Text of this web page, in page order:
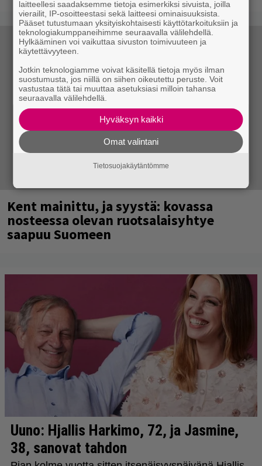
Kent mainittu, ja syystä: kovassa
nosteessa olevan ruotsalaisyhtye
saapuu Suomeen
laitteellesi saadaksemme tietoja esimerkiksi sivuista, joilla
vierailit, IP-osoitteestasi sekä laitteesi ominaisuuksista.
Pääset tutustumaan yksityiskohtaisesti käyttötarkoituksiin ja
teknologiakumppaneihimme seuraavalla välilehdellä.
Hylkääminen voi vaikuttaa sivuston toimivuuteen ja
käytettävyyteen.
Jotkin teknologiamme voivat käsitellä tietoja myös ilman
suostumusta, jos niillä on siihen oikeutettu peruste. Voit
vastustaa tätä tai muuttaa asetuksiasi milloin tahansa
seuraavalla välilehdellä.
Hyväksyn kaikki
Omat valintani
Tietosuojakäytäntömme